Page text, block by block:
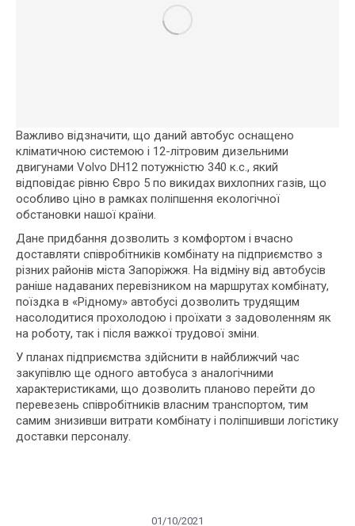
Важливо відзначити, що даний автобус оснащено
кліматичною системою і 12-літровим дизельними
двигунами Volvo DH12 потужністю 340 к.с., який
відповідає рівню Євро 5 по викидах вихлопних газів, що
особливо ціно в рамках поліпшення екологічної
обстановки нашої країни.
Дане придбання дозволить з комфортом і вчасно
доставляти співробітників комбінату на підприємство з
різних районів міста Запоріжжя. На відміну від автобусів
раніше надаваних перевізником на маршрутах комбінату,
поїздка в «Рідному» автобусі дозволить трудящим
насолодитися прохолодою і проїхати з задоволенням як
на роботу, так і після важкої трудової зміни.
У планах підприємства здійснити в найближчий час
закупівлю ще одного автобуса з аналогічними
характеристиками, що дозволить планово перейти до
перевезень співробітників власним транспортом, тим
самим знизивши витрати комбінату і поліпшивши логістику
доставки персоналу.
01/10/2021